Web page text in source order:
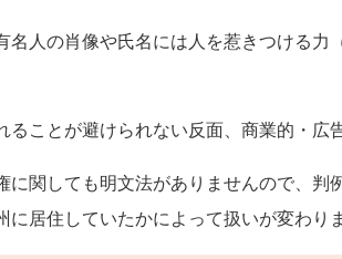
ことが避けられない反面、商業的・
に関しても明文法がありませんので、
に居住していたかによって扱いが変わ り